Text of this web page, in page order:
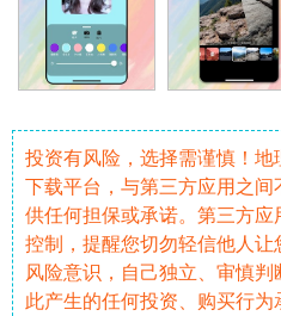
投资有风险，选择需谨慎！
下载平台，与第三方应用之
供任何担保或承诺。第三方
控制，提醒您切勿轻信他人
风险意识，自己独立、审慎
此产生的任何投资、购买行为